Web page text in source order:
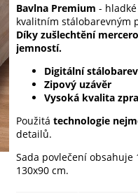
Bavlna Premium -
kvalitním stálobarevným
Díky zušlechtění
jemností.
Digitální
Zipový uzávěr
Vysoká kvalita
Použitá technologie
detailů.
Sada povlečení obsahuje
130x90 cm.